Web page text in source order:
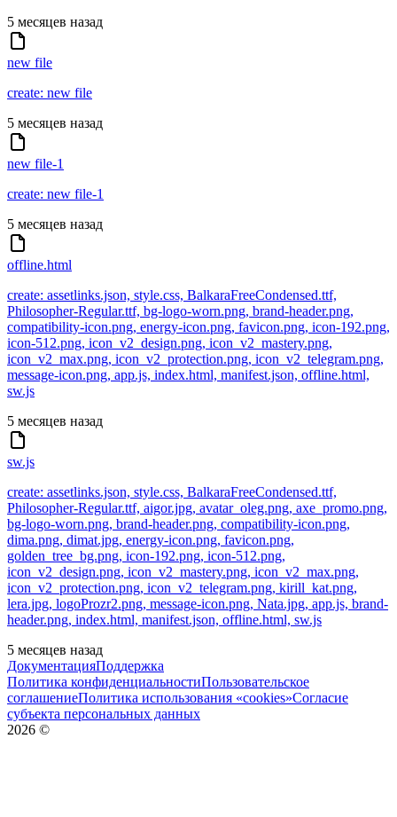
5 месяцев назад
new file
create: new file
5 месяцев назад
new file-1
create: new file-1
5 месяцев назад
offline.html
create: assetlinks.json, style.css, BalkaraFreeCondensed.ttf,
Philosopher-Regular.ttf, bg-logo-worn.png, brand-header.png,
compatibility-icon.png, energy-icon.png, favicon.png, icon-192.png,
icon-512.png, icon_v2_design.png, icon_v2_mastery.png,
icon_v2_max.png, icon_v2_protection.png, icon_v2_telegram.png,
message-icon.png, app.js, index.html, manifest.json, offline.html,
sw.js
5 месяцев назад
sw.js
create: assetlinks.json, style.css, BalkaraFreeCondensed.ttf,
Philosopher-Regular.ttf, aigor.jpg, avatar_oleg.png, axe_promo.png,
bg-logo-worn.png, brand-header.png, compatibility-icon.png,
dima.png, dimat.jpg, energy-icon.png, favicon.png,
golden_tree_bg.png, icon-192.png, icon-512.png,
icon_v2_design.png, icon_v2_mastery.png, icon_v2_max.png,
icon_v2_protection.png, icon_v2_telegram.png, kirill_kat.png,
lera.jpg, logoProzr2.png, message-icon.png, Nata.jpg, app.js, brand-
header.png, index.html, manifest.json, offline.html, sw.js
5 месяцев назад
ДокументацияПоддержка
Политика конфиденциальностиПользовательское
соглашениеПолитика использования «cookies»Согласие
субъекта персональных данных
2026 ©